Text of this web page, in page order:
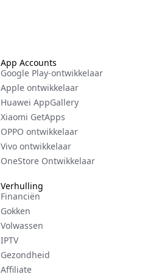
Verhulling
Financiën
Gokken
Volwassen
IPTV
Gezondheid
Affiliate
App Accounts
Google Play-ontwikkelaar
Apple ontwikkelaar
Huawei AppGallery
Xiaomi GetApps
OPPO ontwikkelaar
Vivo ontwikkelaar
OneStore Ontwikkelaar